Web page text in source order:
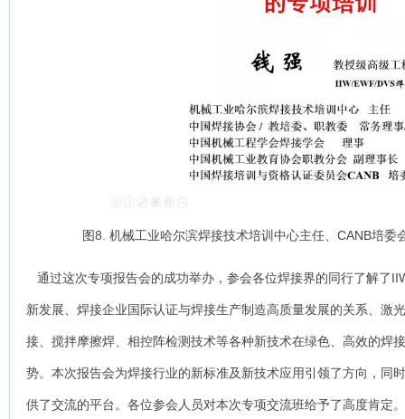
图8. 机械工业哈尔滨焊接技术培训中心主任、CANB培委
通过这次专项报告会的成功举办，参会各位焊接界的同行了解了
新发展、焊接企业国际认证与焊接生产制造高质量发展的关系、激
接、搅拌摩擦焊、相控阵检测技术等各种新技术在绿色、高效的焊
势。本次报告会为焊接行业的新标准及新技术应用引领了方向，同
供了交流的平台。各位参会人员对本次专项交流班给予了高度肯定。